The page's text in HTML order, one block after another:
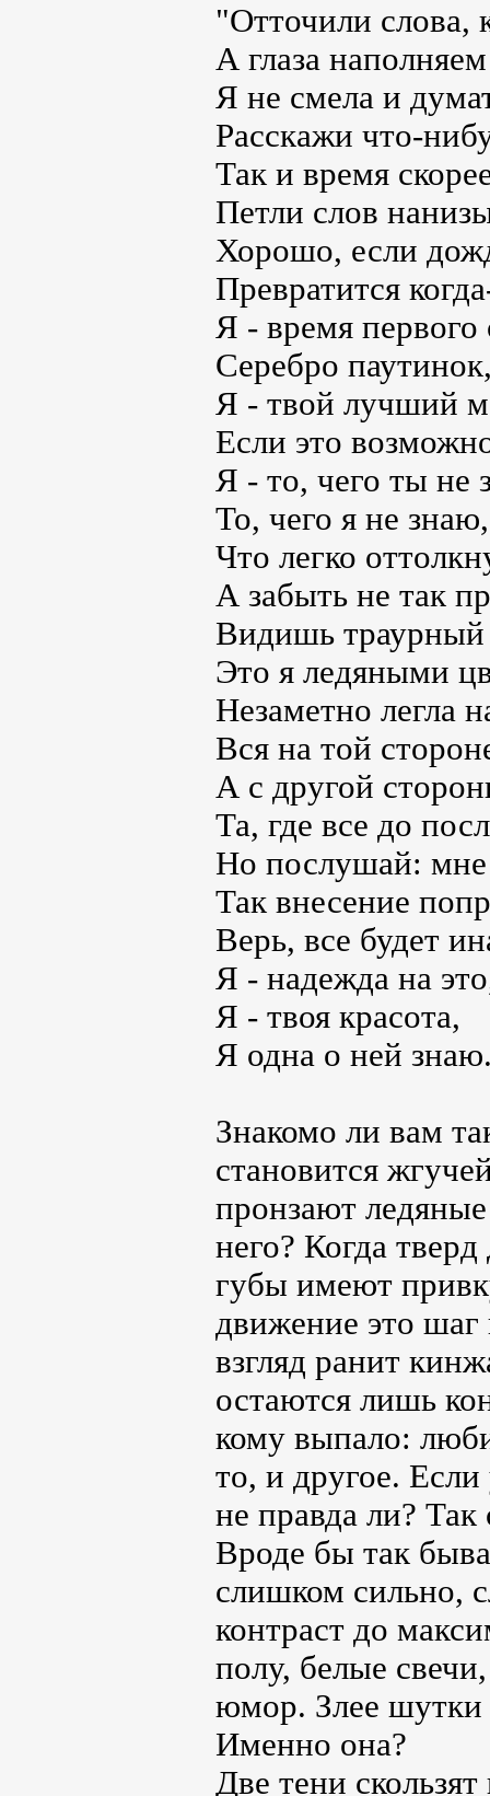
"Отточили слова,
А глаза
Я не смела и
Расскажи что-
Так и время
Петли слов
Хорошо, если
Превратится
Я - время первого
Серебро
Я - твой лучший
Если это
Я - то, чего ты не
То, чего я не знаю,
Что легко
А забыть не так
Видишь траурный
Это я ледяными
Незаметно легла
Вся на той
А с другой
Та, где все до
Но послушай: мне
Так внесение
Верь, все будет
Я - надежда на
Я - твоя красота,
Я одна о ней
Знакомо ли вам
становится
пронзают
него? Когда
губы имеют
движение это шаг
взгляд ранит
остаются лишь
кому выпало:
то, и другое.
не правда ли?
Вроде бы так
слишком сильно,
контраст до
полу, белые
юмор. Злее
Именно она?
Две тени